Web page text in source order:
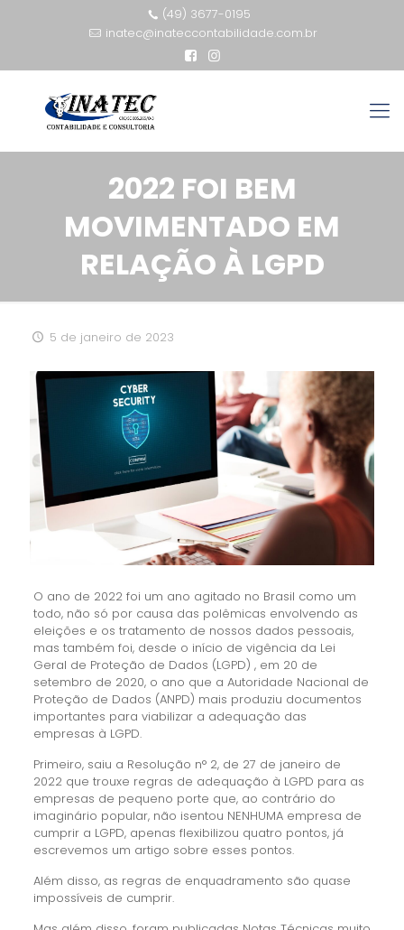
(49) 3677-0195
inatec@inateccontabilidade.com.br
2022 FOI BEM
MOVIMENTADO EM
RELAÇÃO À LGPD
5 de janeiro de 2023
O ano de 2022 foi um ano agitado no Brasil como um
todo, não só por causa das polêmicas envolvendo as
eleições e os tratamento de nossos dados pessoais,
mas também foi, desde o início de vigência da Lei
Geral de Proteção de Dados (LGPD) , em 20 de
setembro de 2020, o ano que a Autoridade Nacional de
Proteção de Dados (ANPD) mais produziu documentos
importantes para viabilizar a adequação das
empresas à LGPD.
Primeiro, saiu a Resolução n° 2, de 27 de janeiro de
2022 que trouxe regras de adequação à LGPD para as
empresas de pequeno porte que, ao contrário do
imaginário popular, não isentou NENHUMA empresa de
cumprir a LGPD, apenas flexibilizou quatro pontos, já
escrevemos um artigo sobre esses pontos.
Além disso, as regras de enquadramento são quase
impossíveis de cumprir.